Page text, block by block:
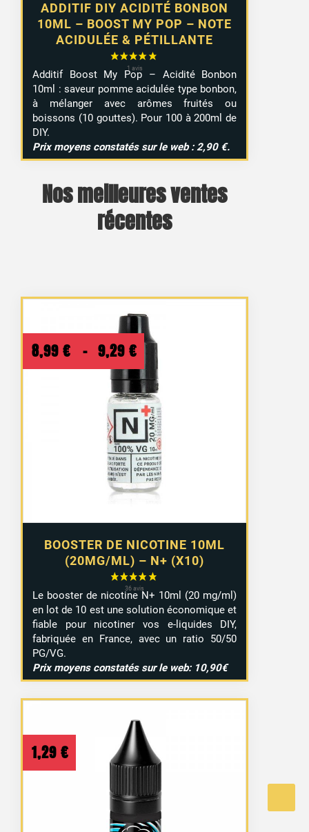
ADDITIF DIY ACIDITÉ BONBON
10ML – BOOST MY POP – NOTE
ACIDULÉE & PÉTILLANTE
Additif Boost My Pop – Acidité Bonbon
10ml : saveur pomme acidulée type bonbon,
à mélanger avec arômes fruités ou
boissons (10 gouttes). Pour 100 à 200ml de
DIY.
Prix moyens constatés sur le web : 2,90 €.
Nos meilleures ventes
récentes
BOOSTER DE NICOTINE 10ML
(20MG/ML) – N+ (X10)
8,99 € – 9,29 € Plage
de
prix :
8,99 €
à
9,29 €
Le booster de nicotine N+ 10ml (20 mg/ml)
en lot de 10 est une solution économique et
fiable pour nicotiner vos e-liquides DIY,
fabriquée en France, avec un ratio 50/50
PG/VG.
Prix moyens constatés sur le web: 10,90€
1,29 €